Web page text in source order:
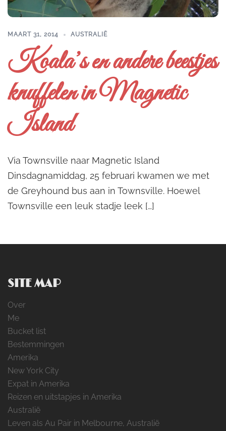
MAART 31, 2014 AUSTRALIË
Koala’s en andere beestjes
knuffelen in Magnetic
Island
Via Townsville naar Magnetic Island
Dinsdagnamiddag, 25 februari kwamen we met
de Greyhound bus aan in Townsville. Hoewel
Townsville een leuk stadje leek […]
SITE MAP
Over
Me
Bucket list
Bestemmingen
Amerika
New York City
Expat in Amerika
Reizen en uitstapjes in Amerika
Australië
Leven als Au Pair in Melbourne, Australië